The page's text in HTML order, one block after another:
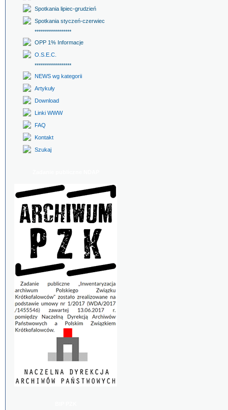
Spotkania lipiec-grudzień
Spotkania styczeń-czerwiec
******************
OPP 1% Informacje
O.S.E.C.
******************
NEWS wg kategorii
Artykuły
Download
Linki WWW
FAQ
Kontakt
Szukaj